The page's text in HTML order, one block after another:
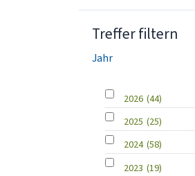
Treffer filtern
Jahr
2026 (44)
2025 (25)
2024 (58)
2023 (19)